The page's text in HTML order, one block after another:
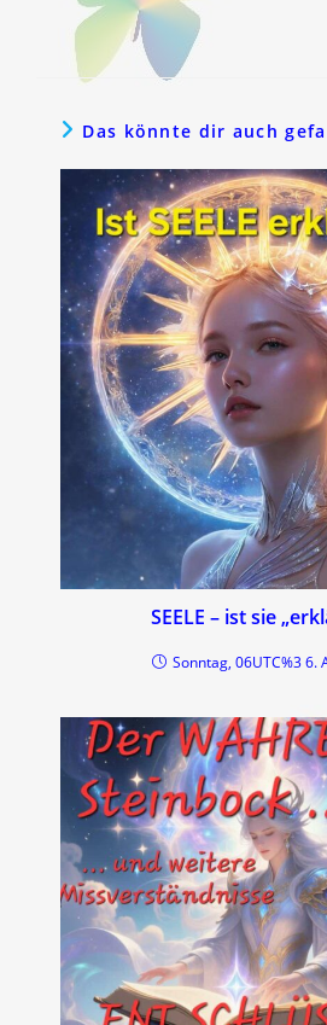
Das könnte dir auch
SEELE – ist sie
Sonntag, 06UTC%3 6.